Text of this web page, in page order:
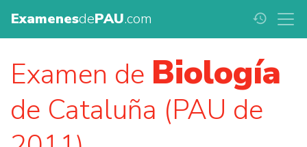
ExamenesdePAU.com history
Examen de Biología
de Cataluña (PAU de